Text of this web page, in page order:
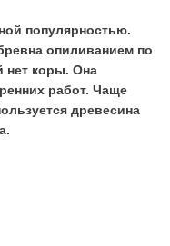
популярностью.
опиливанием по
нет коры. Она
работ. Чаще
древесина